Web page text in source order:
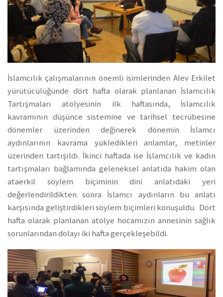
İslamcılık çalışmalarının önemli isimlerinden Alev Erkilet
yürütücülüğünde dört hafta olarak planlanan İslamcılık
Tartışmaları atölyesinin ilk haftasında, İslamcılık
kavramının düşünce sistemine ve tarihsel tecrübesine
dönemler üzerinden değinerek dönemin İslamcı
aydınlarının kavrama yükledikleri anlamlar, metinler
üzerinden tartışıldı. İkinci haftada ise İslamcılık ve kadın
tartışmaları bağlamında geleneksel anlatıda hakim olan
ataerkil söylem biçiminin dini anlatıdaki yeri
değerlendirildikten sonra İslamcı aydınların bu anlatı
karşısında geliştirdikleri söylem biçimleri konuşuldu. Dört
hafta olarak planlanan atölye hocamızın annesinin sağlık
sorunlarından dolayı iki hafta gerçekleşebildi.